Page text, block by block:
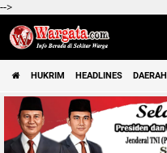
-->
HUKRIM HEADLINES DAERAH